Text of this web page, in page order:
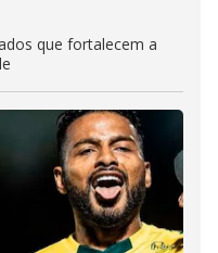
que fortalecem a